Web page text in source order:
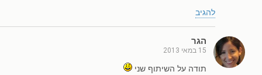
להגיב
הגר
15 במאי 2013
תודה על השיתוף שני